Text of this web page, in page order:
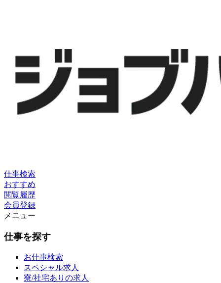
仕事検索
おすすめ
閲覧履歴
会員登録
メニュー
仕事を探す
お仕事検索
スペシャル求人
寮/社宅ありの求人